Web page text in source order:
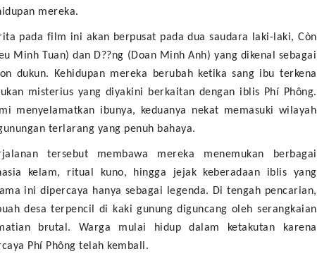
mereka.
pada film ini akan berpusat pada dua saudara laki-laki, Còn
Minh Tuan) dan D??ng (Doan Minh Anh) yang dikenal sebagai
dukun. Kehidupan mereka berubah ketika sang ibu terkena
misterius yang diyakini berkaitan dengan iblis Phí Phông.
menyelamatkan ibunya, keduanya nekat memasuki wilayah
terlarang yang penuh bahaya.
tersebut membawa mereka menemukan berbagai
kelam, ritual kuno, hingga jejak keberadaan iblis yang
ini dipercaya hanya sebagai legenda. Di tengah pencarian,
desa terpencil di kaki gunung diguncang oleh serangkaian
brutal. Warga mulai hidup dalam ketakutan karena
Phí Phông telah kembali.